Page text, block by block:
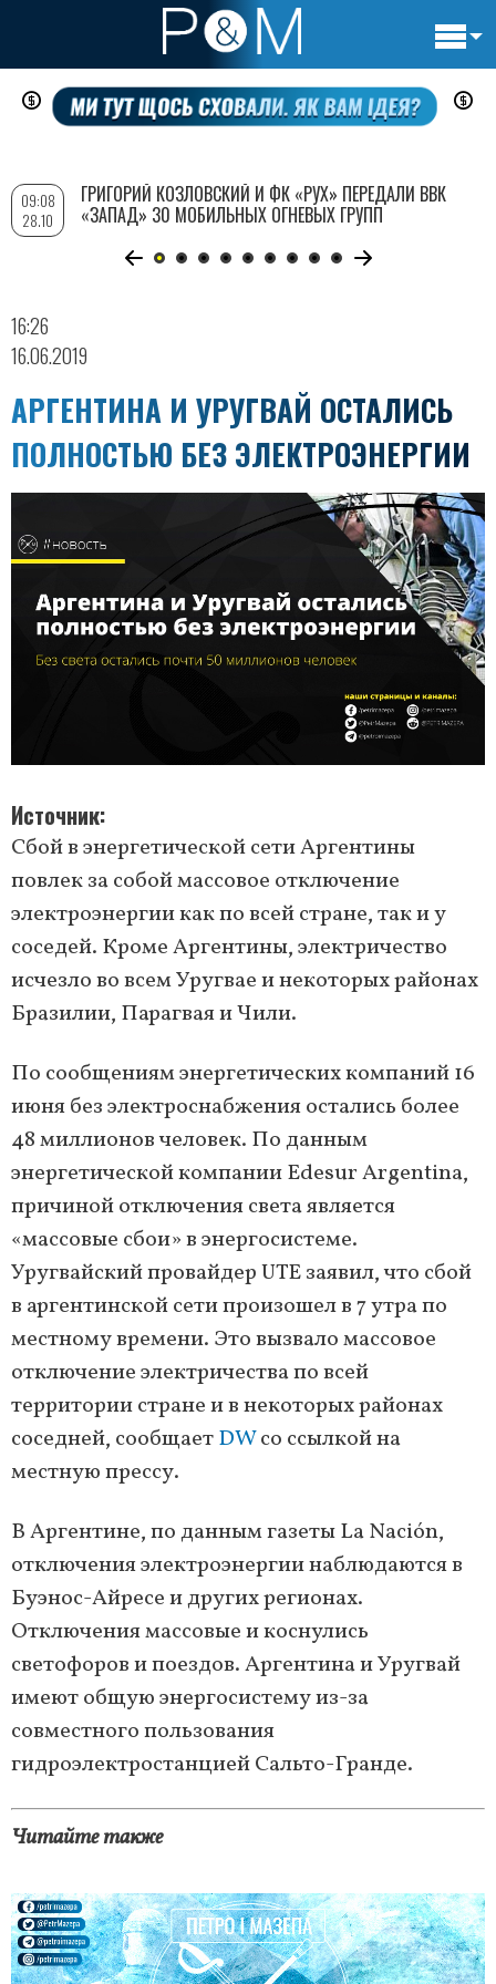
Перейти
содержанию
16:26
16.06.2019
АРГЕНТИНА И УРУГВАЙ ОСТАЛИСЬ
ПОЛНОСТЬЮ БЕЗ ЭЛЕКТРОЭНЕРГИИ
Источник
Сбой в энергетической сети Аргентины
повлек за собой массовое отключение
электроэнергии как по всей стране, так и у
соседей. Кроме Аргентины, электричество
исчезло во всем Уругвае и некоторых районах
Бразилии, Парагвая и Чили.
По сообщениям энергетических компаний 16
июня без электроснабжения остались более
48 миллионов человек. По данным
энергетической компании Edesur Argentina,
причиной отключения света является
«массовые сбои» в энергосистеме.
Уругвайский провайдер UTE заявил, что сбой
в аргентинской сети произошел в 7 утра по
местному времени. Это вызвало массовое
отключение электричества по всей
территории стране и в некоторых районах
соседней, сообщаетDWсо ссылкой на
местную прессу.
В Аргентине, по данным газеты La Nación,
отключения электроэнергии наблюдаются в
Буэнос-Айресе и других регионах.
Отключения массовые и коснулись
светофоров и поездов. Аргентина и Уругвай
имеют общую энергосистему из-за
совместного пользования
гидроэлектростанцией Сальто-Гранде.
Читайте также
09:08
28.10
ГРИГОРИЙ КОЗЛОВСКИЙ И ФК «РУХ» ПЕРЕДАЛИ ВВК
«ЗАПАД» 30 МОБИЛЬНЫХ ОГНЕВЫХ ГРУПП